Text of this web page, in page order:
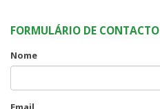
FORMULÁRIO DE CONTACTO
Nome